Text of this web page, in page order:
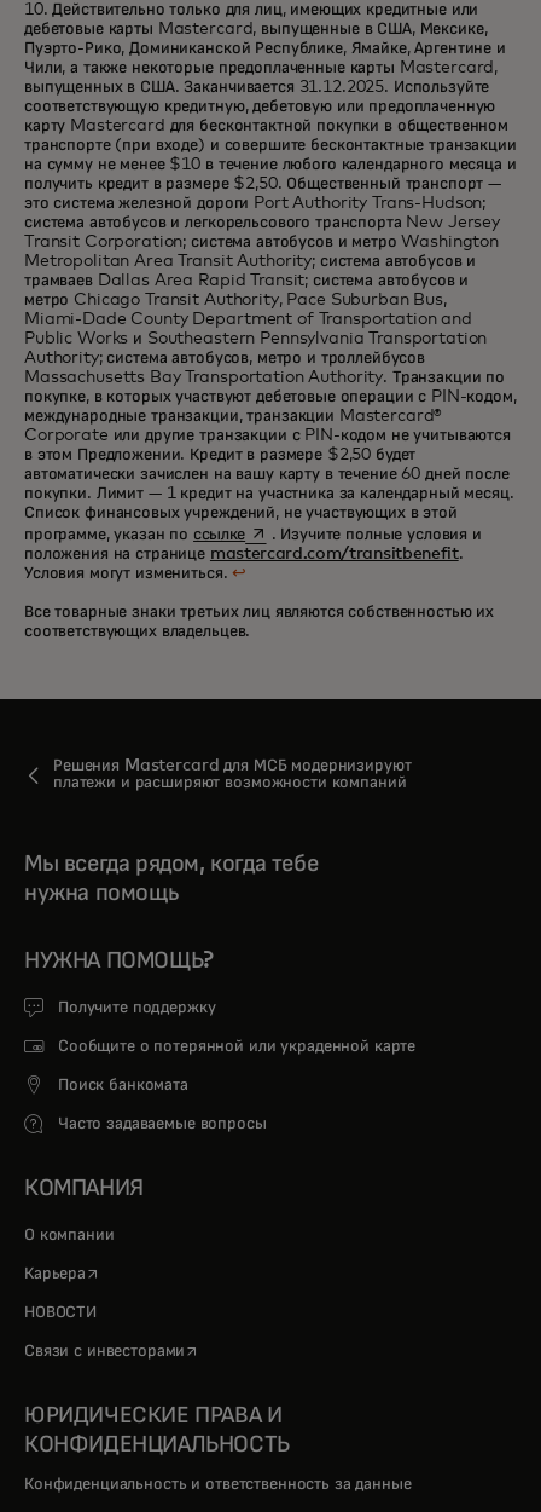
10. Действительно только для лиц, имеющих кредитные или
дебетовые карты Mastercard, выпущенные в США, Мексике,
Пуэрто-Рико, Доминиканской Республике, Ямайке, Аргентине и
Чили, а также некоторые предоплаченные карты Mastercard,
выпущенных в США. Заканчивается 31.12.2025. Используйте
соответствующую кредитную, дебетовую или предоплаченную
карту Mastercard для бесконтактной покупки в общественном
транспорте (при входе) и совершите бесконтактные транзакции
на сумму не менее $10 в течение любого календарного месяца и
получить кредит в размере $2,50. Общественный транспорт —
это система железной дороги Port Authority
Trans-Hudson;
система автобусов и легкорельсового транспорта New Jersey
Transit Corporation; система автобусов и метро Washington
Metropolitan Area Transit Authority; система автобусов и
трамваев Dallas Area Rapid Transit; система автобусов и
метро Chicago Transit Authority, Pace Suburban Bus,
Miami-Dade County Department of Transportation and
Public Works и Southeastern Pennsylvania Transportation
Authority; система автобусов, метро и троллейбусов
Massachusetts Bay Transportation Authority. Транзакции по
покупке, в которых участвуют дебетовые операции с PIN-кодом,
международные транзакции, транзакции Mastercard®
Corporate или другие транзакции с PIN-кодом не учитываются
в этом Предложении. Кредит в размере $2,50 будет
автоматически зачислен на вашу карту в течение 60 дней после
покупки. Лимит — 1 кредит на участника за календарный месяц.
Список финансовых учреждений, не участвующих в этой
программе, указан по ссылкеopens in a new tab
. Изучите полные условия и
положения на странице mastercard.com/transitbenefit.
Условия могут измениться.↩
Все товарные знаки третьих лиц являются собственностью их
соответствующих владельцев.
Решения Mastercard для МСБ модернизируют
платежи и расширяют возможности компаний
Мы всегда рядом, когда тебе
нужна помощь
НУЖНА ПОМОЩЬ?
Получите поддержку
Сообщите о потерянной или украденной карте
Поиск банкомата
Часто задаваемые вопросы
КОМПАНИЯ
О компании
Карьера opens in a new tab
НОВОСТИ
Связи с инвесторами opens in a new tab
ЮРИДИЧЕСКИЕ ПРАВА И
КОНФИДЕНЦИАЛЬНОСТЬ
Конфиденциальность и ответственность за данные